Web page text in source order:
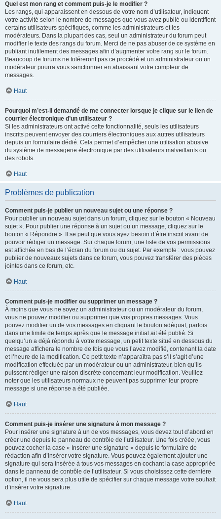
Quel est mon rang et comment puis-je le modifier ?
Les rangs, qui apparaissent en dessous de votre nom d’utilisateur, indiquent
votre activité selon le nombre de messages que vous avez publié ou identifient
certains utilisateurs spécifiques, comme les administrateurs et les
modérateurs. Dans la plupart des cas, seul un administrateur du forum peut
modifier le texte des rangs du forum. Merci de ne pas abuser de ce système en
publiant inutilement des messages afin d’augmenter votre rang sur le forum.
Beaucoup de forums ne toléreront pas ce procédé et un administrateur ou un
modérateur pourra vous sanctionner en abaissant votre compteur de
messages.
Haut
Pourquoi m’est-il demandé de me connecter lorsque je clique sur le lien de
courrier électronique d’un utilisateur ?
Si les administrateurs ont activé cette fonctionnalité, seuls les utilisateurs
inscrits peuvent envoyer des courriers électroniques aux autres utilisateurs
depuis un formulaire dédié. Cela permet d’empêcher une utilisation abusive
du système de messagerie électronique par des utilisateurs malveillants ou
des robots.
Haut
Problèmes de publication
Comment puis-je publier un nouveau sujet ou une réponse ?
Pour publier un nouveau sujet dans un forum, cliquez sur le bouton « Nouveau
sujet ». Pour publier une réponse à un sujet ou un message, cliquez sur le
bouton « Répondre ». Il se peut que vous ayez besoin d’être inscrit avant de
pouvoir rédiger un message. Sur chaque forum, une liste de vos permissions
est affichée en bas de l’écran du forum ou du sujet. Par exemple : vous pouvez
publier de nouveaux sujets dans ce forum, vous pouvez transférer des pièces
jointes dans ce forum, etc.
Haut
Comment puis-je modifier ou supprimer un message ?
À moins que vous ne soyez un administrateur ou un modérateur du forum,
vous ne pouvez modifier ou supprimer que vos propres messages. Vous
pouvez modifier un de vos messages en cliquant le bouton adéquat, parfois
dans une limite de temps après que le message initial ait été publié. Si
quelqu’un a déjà répondu à votre message, un petit texte situé en dessous du
message affichera le nombre de fois que vous l’avez modifié, contenant la date
et l’heure de la modification. Ce petit texte n’apparaîtra pas s’il s’agit d’une
modification effectuée par un modérateur ou un administrateur, bien qu’ils
puissent rédiger une raison discrète concernant leur modification. Veuillez
noter que les utilisateurs normaux ne peuvent pas supprimer leur propre
message si une réponse a été publiée.
Haut
Comment puis-je insérer une signature à mon message ?
Pour insérer une signature à un de vos messages, vous devez tout d’abord en
créer une depuis le panneau de contrôle de l’utilisateur. Une fois créée, vous
pouvez cocher la case « Insérer une signature » depuis le formulaire de
rédaction afin d’insérer votre signature. Vous pouvez également ajouter une
signature qui sera insérée à tous vos messages en cochant la case appropriée
dans le panneau de contrôle de l’utilisateur. Si vous choisissez cette dernière
option, il ne vous sera plus utile de spécifier sur chaque message votre souhait
d’insérer votre signature.
Haut